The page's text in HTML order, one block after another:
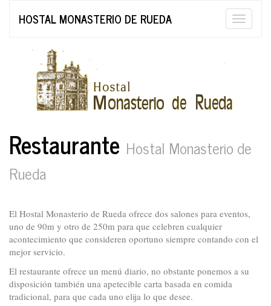
Toggle
HOSTAL MONASTERIO DE RUEDA
Restaurante Hostal Monasterio de
Rueda
El Hostal Monasterio de Rueda ofrece dos salones para eventos,
uno de 90m y otro de 250m para que celebren cualquier
acontecimiento que consideren oportuno siempre contando con el
mejor servicio.
El restaurante ofrece un menú diario, no obstante ponemos a su
disposición también una apetecible carta basada en comida
tradicional, para que cada uno elija lo que desee.